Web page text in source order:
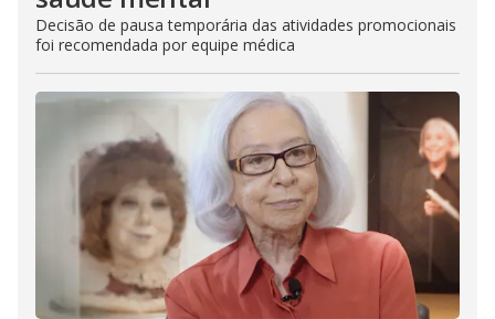
Decisão de pausa temporária das atividades promocionais
foi recomendada por equipe médica